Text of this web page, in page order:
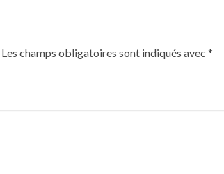
Les champs obligatoires sont indiqués avec *